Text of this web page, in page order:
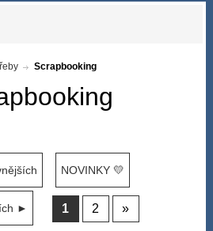
Scrapbooking
NOVINKY 💛
► 1 2 »